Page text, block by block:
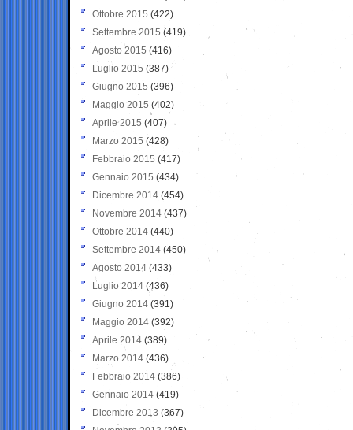
Ottobre 2015 (422)
Settembre 2015 (419)
Agosto 2015 (416)
Luglio 2015 (387)
Giugno 2015 (396)
Maggio 2015 (402)
Aprile 2015 (407)
Marzo 2015 (428)
Febbraio 2015 (417)
Gennaio 2015 (434)
Dicembre 2014 (454)
Novembre 2014 (437)
Ottobre 2014 (440)
Settembre 2014 (450)
Agosto 2014 (433)
Luglio 2014 (436)
Giugno 2014 (391)
Maggio 2014 (392)
Aprile 2014 (389)
Marzo 2014 (436)
Febbraio 2014 (386)
Gennaio 2014 (419)
Dicembre 2013 (367)